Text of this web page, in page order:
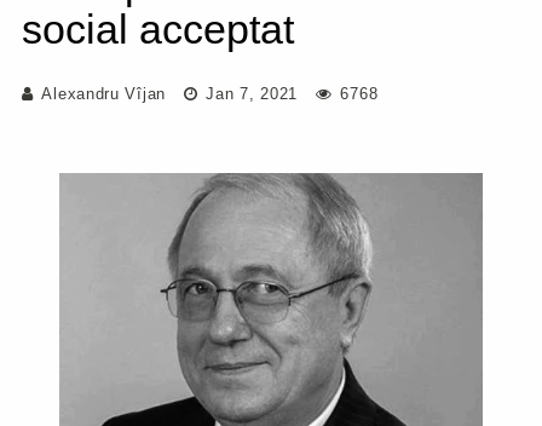
social acceptat
Alexandru Vîjan Jan 7, 2021 6768